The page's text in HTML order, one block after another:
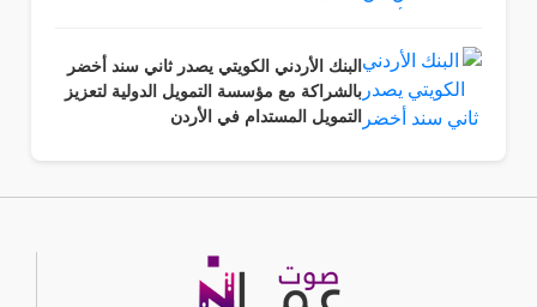
البنك الأردني الكويتي يصدر ثاني سند أخضر
بالشراكة مع مؤسسة التمويل الدولية لتعزيز
التمويل المستدام في الأردن